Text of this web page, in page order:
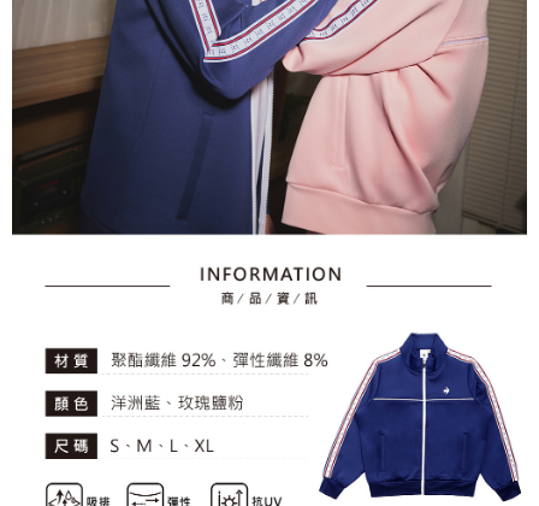
後、契約に基づいて当社の請求書で帳款を支払うことになります。
2. 「OP Pay Later」を利用する契約関係の目的から、店舗はあなたの個人
情報（名前、電話または住所を含む）を台湾大哥大に提供し、収集、処理
および利用するために、当社があなた本人と分割請求書に必要な情報の確
認、照合および修正を行います。
3. 完全なユーザーサービス規約については、以下のリンクを参照してくだ
さい：https://oppay.tw/userRule
二、支払い限度額
1.初回 AFTEEを ご利用の際に、認証結果及び当社の審査の結果に基づ
き、限度額が設定されます。
2.決済金額は最低NT$20です。
3.現在、台湾の会員のみご利用いただけます。
三、利用規約「AFTEE代金後払い」（以下当サービスという）はネットプ
ロテクションズ（以下 AFTEE という）が提供し、AFTEEが代金を徴収し
ます。当サービスご利用の際に提供しなければならない個人情報（注文者
の氏名、電話番号、受取人の氏名、電話番号、受取人住所を含むがこれに
限らない）は、AFTEEに渡され当サービスで必要な範囲内で利用されま
ームページの『個人情報の収集、処理及び利用に関する声明』をご参照く
https://aftee.tw/privacypolicy/ ）。
AFTEEの初回ご利用の際に、審査を通過すれば、最高額がNT$10,000にな
ります。支払い期限を過ぎた場合、その金額に基づいて年利20%の遅延滞
納金が加算されます。未成年の利用者は、事前に法定代理人または後見人
の同意を得ればAFTEEをご利用いただけます。
個人情報の処理、利用について疑問がある、または関連する法律の権利を
cs_tw@netprotections.co.jp
にご連絡ください。上記に示した個人情報を、必要な購入注文書とあわせ
付款後7-11取貨
宅配
送料無料
離島宅配
送料無料